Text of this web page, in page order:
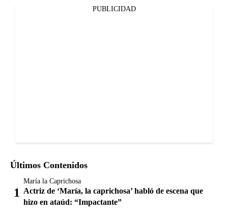
PUBLICIDAD
Últimos Contenidos
María la Caprichosa
Actriz de ‘María, la caprichosa’ habló de escena que
hizo en ataúd: “Impactante”